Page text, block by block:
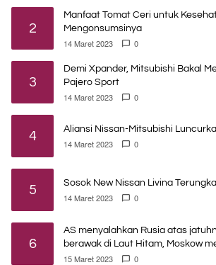
2
Manfaat Tomat Ceri untuk
Mengonsumsinya
14 Maret 2023 0
3
Demi Xpander, Mitsubishi Bakal
Pajero Sport
14 Maret 2023 0
4 Aliansi Nissan-Mitsubishi
14 Maret 2023 0
5 Sosok New Nissan Livina
14 Maret 2023 0
6
AS menyalahkan Rusia atas
berawak di Laut Hitam, Moskow
15 Maret 2023 0